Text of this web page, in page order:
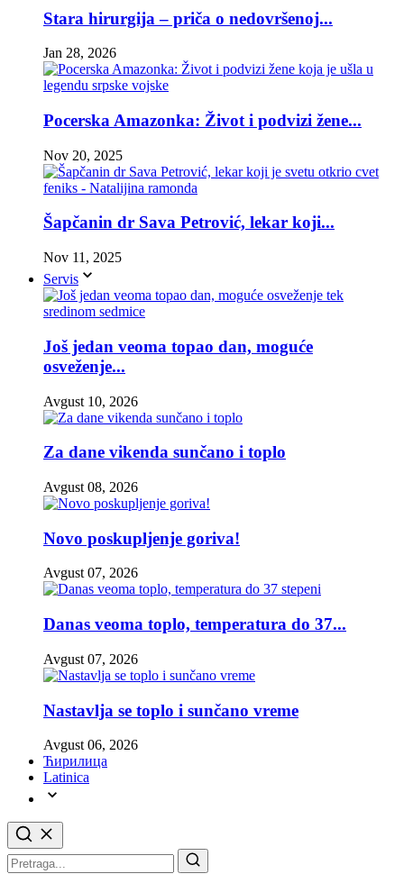
Stara hirurgija – priča o nedovršenoj...
Jan 28, 2026
Pocerska Amazonka: Život i podvizi žene...
Nov 20, 2025
Šapčanin dr Sava Petrović, lekar koji...
Nov 11, 2025
Servis
Još jedan veoma topao dan, moguće
osveženje...
Avgust 10, 2026
Za dane vikenda sunčano i toplo
Avgust 08, 2026
Novo poskupljenje goriva!
Avgust 07, 2026
Danas veoma toplo, temperatura do 37...
Avgust 07, 2026
Nastavlja se toplo i sunčano vreme
Avgust 06, 2026
Ћирилица
Latinica